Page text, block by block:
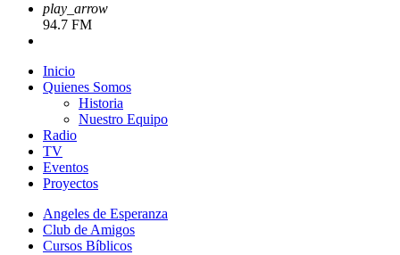
play_arrow
94.7 FM
Inicio
Quienes Somos
Historia
Nuestro Equipo
Radio
TV
Eventos
Proyectos
Angeles de Esperanza
Club de Amigos
Cursos Bíblicos